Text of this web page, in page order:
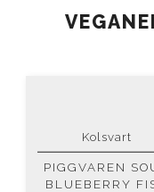
Kolsvart
PIGGVAREN
BLUEBERRY